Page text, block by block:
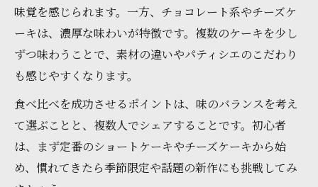
ケーキの美味しさに出会える港区の楽しみ方
ケーキを味わう港区ならではの特別な体験
美味しいケーキを見つける食べ比べのコツ
港区の注目ケーキ屋で感じる季節の味覚
ケーキ食べ歩きで港区をもっと楽しむ方法
港区のケーキ屋で感じる地域の魅力
手土産にも最適な港区のケーキ実力を徹底解剖
ケーキ選びで外さない手土産ポイント
味覚を感じられます。一方、チョコレート系やチーズケ
ーキは、濃厚な味わいが特徴です。複数のケーキを少し
ずつ味わうことで、素材の違いやパティシエのこだわり
も感じやすくなります。
食べ比べを成功させるポイントは、味のバランスを考え
て選ぶことと、複数人でシェアすることです。初心者
は、まず定番のショートケーキやチーズケーキから始
め、慣れてきたら季節限定や話題の新作にも挑戦してみ